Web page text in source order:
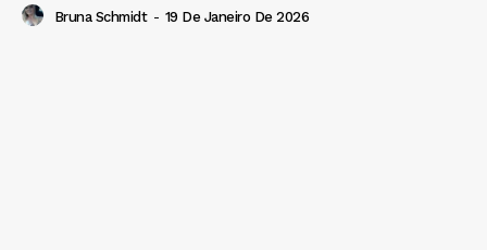
Bruna Schmidt - 19 De Janeiro De 2026